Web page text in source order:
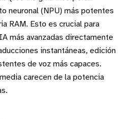
neuronal (NPU) más potentes
RAM. Esto es crucial para
más avanzadas directamente
instantáneas, edición
de voz más capaces.
carecen de la potencia